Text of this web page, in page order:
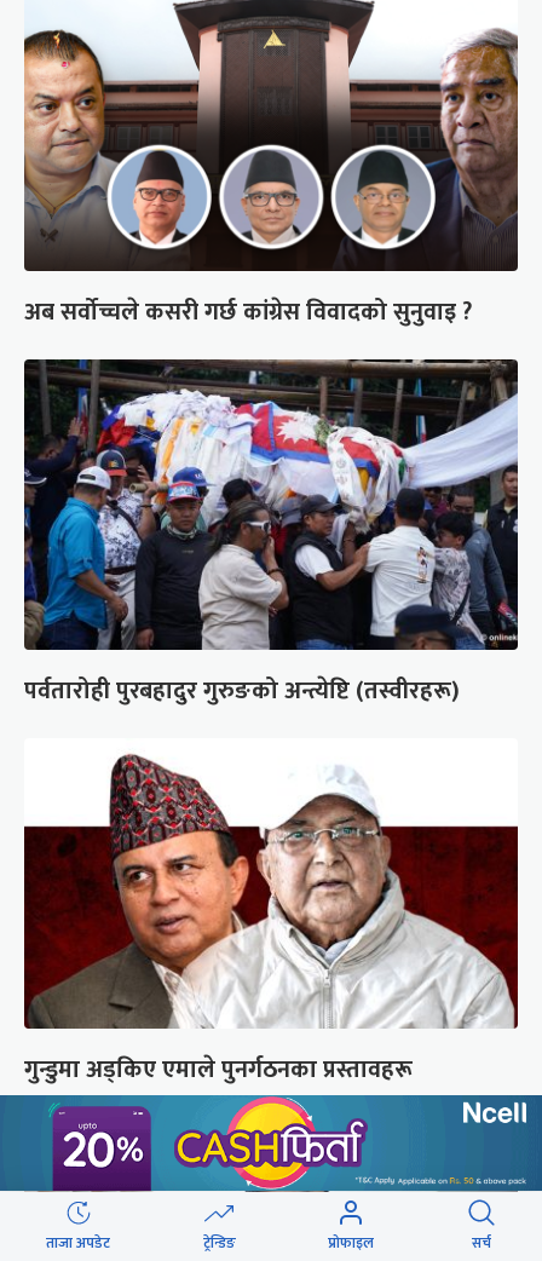
अब सर्वोच्चले कसरी गर्छ कांग्रेस विवादको सुनुवाइ ?
पर्वतारोही पुरबहादुर गुरुङको अन्त्येष्टि (तस्वीरहरू)
गुन्डुमा अड्किए एमाले पुनर्गठनका प्रस्तावहरू
ताजा अपडेट ट्रेन्डिङ प्रोफाइल सर्च